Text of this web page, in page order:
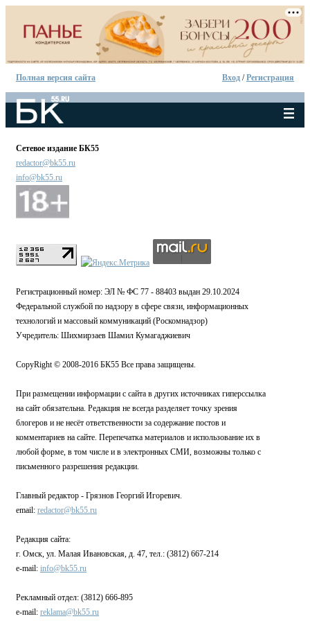
Полная версия сайта Вход /Регистрация
Сетевое издание БК55
redactor@bk55.ru
info@bk55.ru
Регистрационный номер: ЭЛ № ФС 77 - 88403 выдан 29.10.2024
Федеральной службой по надзору в сфере связи, информационных
технологий и массовый коммуникаций (Роскомнадзор)
Учредитель: Шихмирзаев Шамил Кумагаджиевич
CopyRight © 2008-2016 БК55 Все права защищены.
При размещении информации с сайта в других источниках гиперссылка
на сайт обязательна. Редакция не всегда разделяет точку зрения
блогеров и не несёт ответственности за содержание постов и
комментариев на сайте. Перепечатка материалов и использование их в
любой форме, в том числе и в электронных СМИ, возможны только с
письменного разрешения редакции.
Главный редактор - Грязнов Георгий Игоревич.
email: redactor@bk55.ru
Редакция сайта:
г. Омск, ул. Малая Ивановская, д. 47, тел.: (3812) 667-214
e-mail: info@bk55.ru
Рекламный отдел: (3812) 666-895
e-mail: reklama@bk55.ru